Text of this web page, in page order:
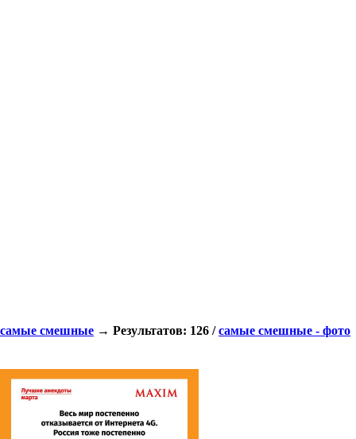
самые смешные → Результатов: 126 /самые смешные - фото